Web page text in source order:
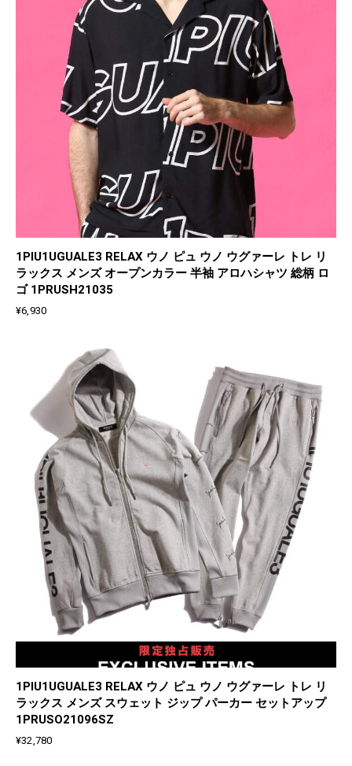
1PIU1UGUALE3 RELAX ウノ ピュ ウノ ウグァーレ トレ リ
ラックス メンズ オープンカラー 半袖 アロハシャツ 総柄 ロ
ゴ 1PRUSH21035
¥6,930
1PIU1UGUALE3 RELAX ウノ ピュ ウノ ウグァーレ トレ リ
ラックス メンズ スウェット ジップ パーカー セットアップ
1PRUSO21096SZ
¥32,780